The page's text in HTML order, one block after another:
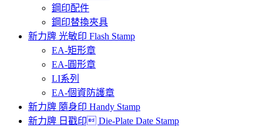
鋼印配件
鋼印替換夾具
新力牌 光敏印 Flash Stamp
EA-矩形章
EA-圓形章
LI系列
EA-個資防護章
新力牌 隨身印 Handy Stamp
新力牌 日戳印 Die-Plate Date Stamp